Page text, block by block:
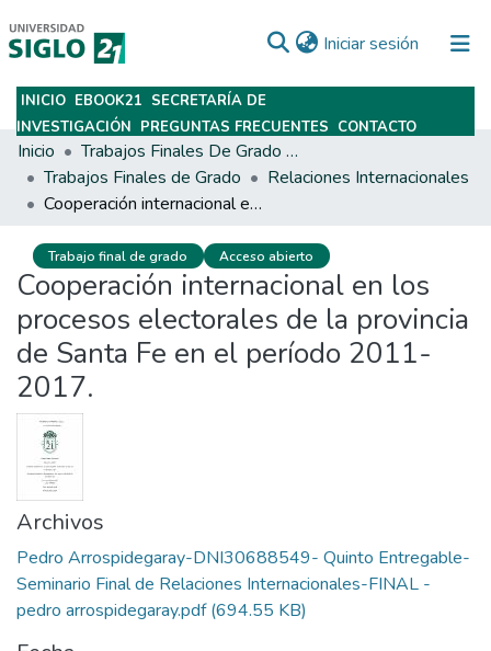
Iniciar sesión (current)
Subir
INICIO EBOOK21 SECRETARÍA DE
INVESTIGACIÓN PREGUNTAS FRECUENTES CONTACTO
Inicio
Trabajos Finales De Grado Y Posgrado
Trabajos Finales de Grado
Relaciones Internacionales
Cooperación internacional en los procesos electorales de la provincia de Santa Fe en el período 2011-2017.
Trabajo final de grado Acceso abierto
Cooperación internacional en los
procesos electorales de la provincia
de Santa Fe en el período 2011-
2017.
Archivos
Pedro Arrospidegaray-DNI30688549- Quinto Entregable-
Seminario Final de Relaciones Internacionales-FINAL -
pedro arrospidegaray.pdf(694.55 KB)